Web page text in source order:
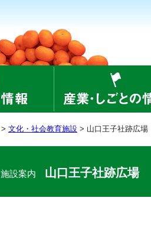
> 文化・社会教育施設 > 山口王子社跡広場
施設案内 山口王子社跡広場